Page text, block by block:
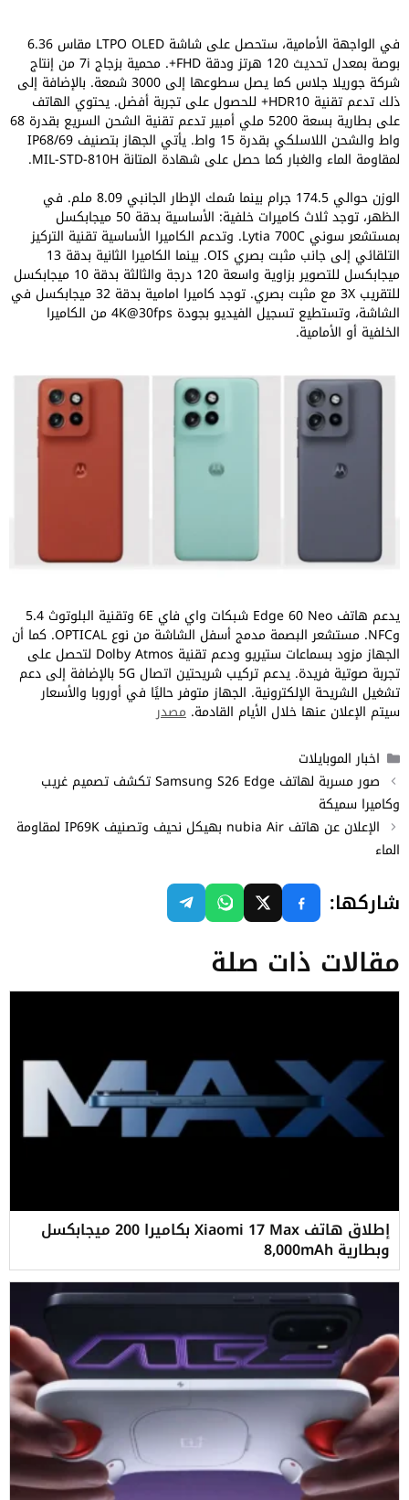
في الواجهة الأمامية، ستحصل على شاشة LTPO OLED مقاس 6.36
بوصة بمعدل تحديث 120 هرتز ودقة FHD+. محمية بزجاج 7i من إنتاج
شركة جوريلا جلاس كما يصل سطوعها إلى 3000 شمعة. بالإضافة إلى
ذلك تدعم تقنية HDR10+ للحصول على تجربة أفضل. يحتوي الهاتف
على بطارية بسعة 5200 ملي أمبير تدعم تقنية الشحن السريع بقدرة 68
واط والشحن اللاسلكي بقدرة 15 واط. يأتي الجهاز بتصنيف IP68/69
لمقاومة الماء والغبار كما حصل على شهادة المتانة MIL-STD-810H.
الوزن حوالي 174.5 جرام بينما سُمك الإطار الجانبي 8.09 ملم. في
الظهر، توجد ثلاث كاميرات خلفية: الأساسية بدقة 50 ميجابكسل
بمستشعر سوني Lytia 700C. وتدعم الكاميرا الأساسية تقنية التركيز
التلقائي إلى جانب مثبت بصري OIS. بينما الكاميرا الثانية بدقة 13
ميجابكسل للتصوير بزاوية واسعة 120 درجة والثالثة بدقة 10 ميجابكسل
للتقريب 3X مع مثبت بصري. توجد كاميرا امامية بدقة 32 ميجابكسل في
الشاشة، وتستطيع تسجيل الفيديو بجودة 4K@30fps من الكاميرا
الخلفية أو الأمامية.
يدعم هاتف Edge 60 Neo شبكات واي فاي 6E وتقنية البلوتوث 5.4
وNFC. مستشعر البصمة مدمج أسفل الشاشة من نوع OPTICAL. كما أن
الجهاز مزود بسماعات ستيريو ودعم تقنية Dolby Atmos لتحصل على
تجربة صوتية فريدة. يدعم تركيب شريحتين اتصال 5G بالإضافة إلى دعم
تشغيل الشريحة الإلكترونية. الجهاز متوفر حاليًا في أوروبا والأسعار
سيتم الإعلان عنها خلال الأيام القادمة. مصدر
التصنيفات
اخبار الموبايلات
صور مسربة لهاتف Samsung S26 Edge تكشف تصميم غريب
وكاميرا سميكة
الإعلان عن هاتف nubia Air بهيكل نحيف وتصنيف IP69K لمقاومة
الماء
شاركها:
مقالات ذات صلة
إطلاق هاتف Xiaomi 17 Max بكاميرا 200 ميجابكسل
وبطارية 8,000mAh